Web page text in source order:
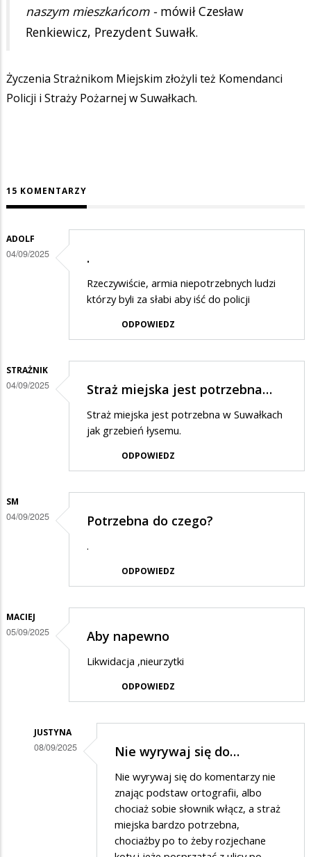
naszym mieszkańcom - mówił Czesław
Renkiewicz, Prezydent Suwałk.
Życzenia Strażnikom Miejskim złożyli też Komendanci
Policji i Straży Pożarnej w Suwałkach.
15 KOMENTARZY
ADOLF
04/09/2025 .
Rzeczywiście, armia niepotrzebnych ludzi
którzy byli za słabi aby iść do policji
ODPOWIEDZ
STRAŻNIK
04/09/2025 Straż miejska jest potrzebna…
Straż miejska jest potrzebna w Suwałkach
jak grzebień łysemu.
ODPOWIEDZ
SM
04/09/2025 Potrzebna do czego?
.
ODPOWIEDZ
MACIEJ
05/09/2025 Aby napewno
Likwidacja ,nieurzytki
ODPOWIEDZ
JUSTYNA
08/09/2025 Nie wyrywaj się do…
Nie wyrywaj się do komentarzy nie
znając podstaw ortografii, albo
chociaż sobie słownik włącz, a straż
miejska bardzo potrzebna,
chociażby po to żeby rozjechane